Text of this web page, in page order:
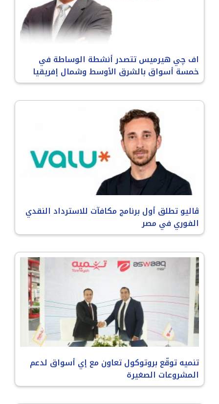
اف چي هيرميس تتصدر أنشطة الوساطة في
خمسة أسواق بالشرق الأوسط وشمال إفريقيا
ڤاليو تطلق أول برنامج مكافآت للاسترداد النقدي
الفوري في مصر
تنميه توقّع بروتوكول تعاون مع إي أسواق لدعم
المشروعات الصغيرة